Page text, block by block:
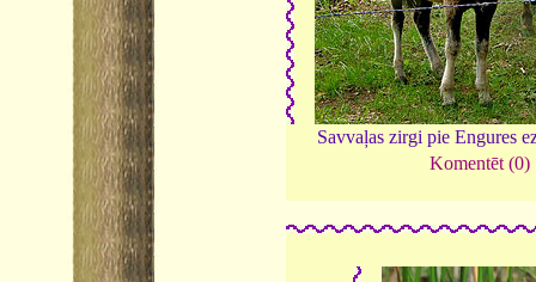
Savvaļas zirgi pie Engures
Komentēt (0)